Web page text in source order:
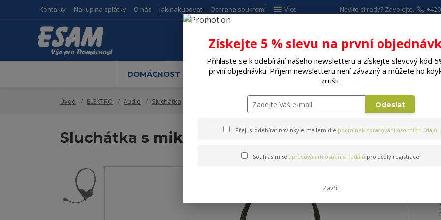
Kontakty Nakup na splátky O nás Jak nakupovat Ochrana soukromí Více
Hledat
Nevíte si rady? Zavolejte.
DOMÁCNOST MALÉ SPOTŘEBIČE ELEKTRO DÍLNA A
Úvod ELEKTRO Audio Sluchátka Sluchátka s mikrofonem SENCOR SEP 252
Sluchátka s mikrofonem SENCOR SEP 252
Získejte 5 % slevu na první
Přihlaste se k odebírání našeho newsletteru a získejte slevový kód
první objednávku. Příjem newsletteru není závazný a můžete ho
zrušit.
Odeslat
Přeji si odebírat novinky e-mailem dle podmínek zpracování osobních údajů.
Souhlasím se zpracováním osobních údajů pro účely registrace.
Zavřít